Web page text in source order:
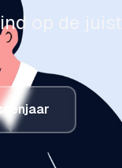
op de juiste